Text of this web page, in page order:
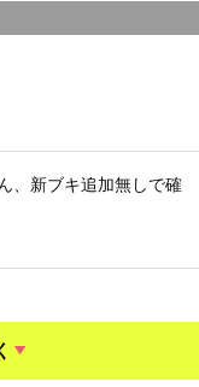
、新ブキ追加無しで確